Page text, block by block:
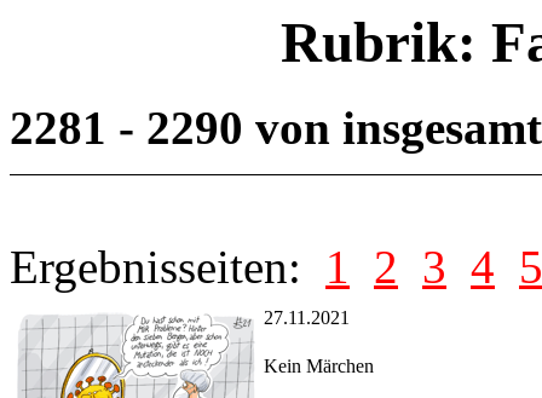
Rubrik:
2281 - 2290 von
Ergebnisseiten: 1 2 3 4 5
27.11.2021
Kein Märchen